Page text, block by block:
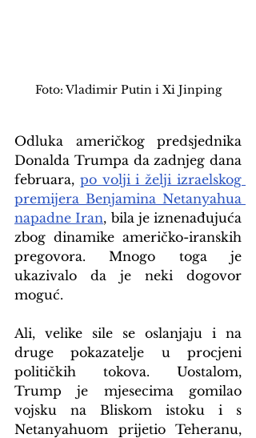
Foto: Vladimir Putin i Xi Jinping
Odluka američkog predsjednika
Donalda Trumpa da zadnjeg dana
februara, po volji i želji izraelskog
premijera Benjamina Netanyahua
napadne Iran, bila je iznenađujuća
zbog dinamike američko-iranskih
pregovora. Mnogo toga je
ukazivalo da je neki dogovor
moguć.
Ali, velike sile se oslanjaju i na
druge pokazatelje u procjeni
političkih tokova. Uostalom,
Trump je mjesecima gomilao
vojsku na Bliskom istoku i s
Netanyahuom prijetio Teheranu,